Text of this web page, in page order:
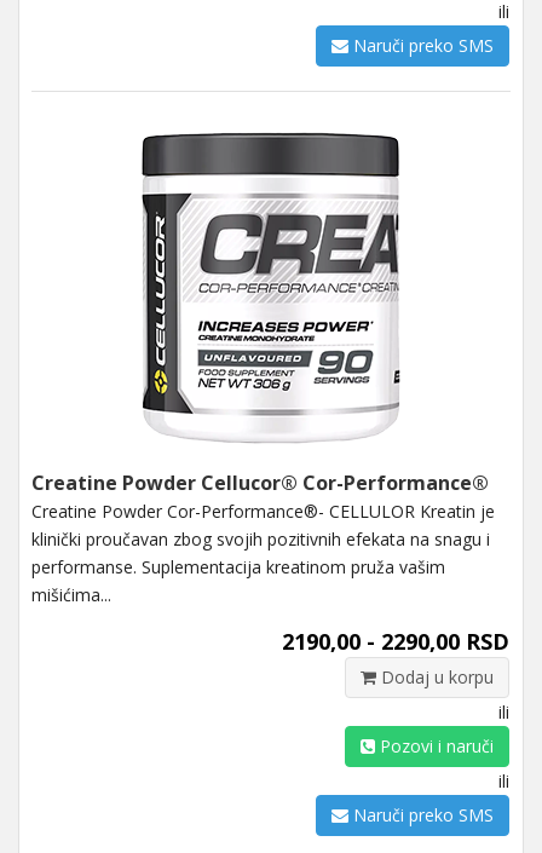
ili
Naruči preko SMS
Creatine Powder Cellucor® Cor-Performance®
Creatine Powder Cor-Performance®- CELLULOR Kreatin je
klinički proučavan zbog svojih pozitivnih efekata na snagu i
performanse. Suplementacija kreatinom pruža vašim
mišićima...
2190,00 - 2290,00 RSD
Dodaj u korpu
ili
Pozovi i naruči
ili
Naruči preko SMS